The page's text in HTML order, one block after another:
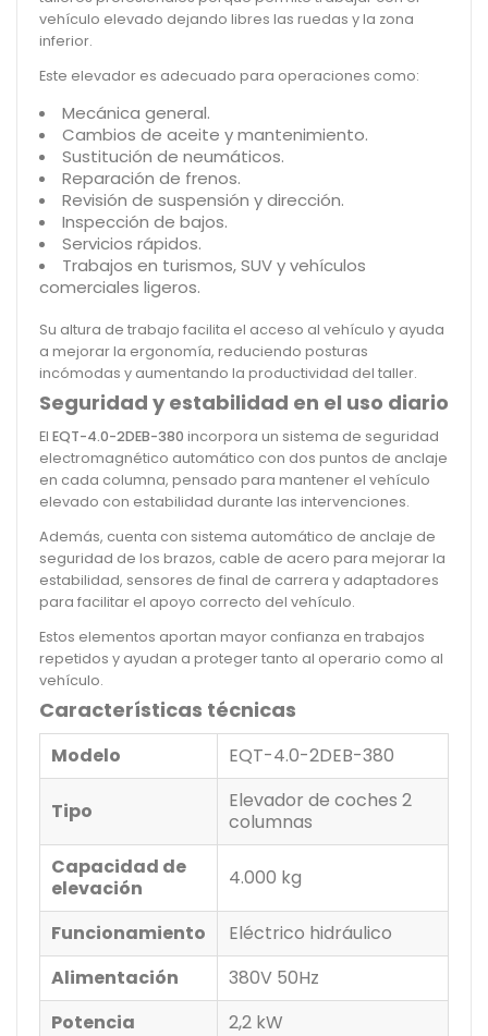
vehículo elevado dejando libres las ruedas y la zona
inferior.
Este elevador es adecuado para operaciones como:
Mecánica general.
Cambios de aceite y mantenimiento.
Sustitución de neumáticos.
Reparación de frenos.
Revisión de suspensión y dirección.
Inspección de bajos.
Servicios rápidos.
Trabajos en turismos, SUV y vehículos
comerciales ligeros.
Su altura de trabajo facilita el acceso al vehículo y ayuda
a mejorar la ergonomía, reduciendo posturas
incómodas y aumentando la productividad del taller.
Seguridad y estabilidad en el uso diario
El EQT-4.0-2DEB-380 incorpora un sistema de seguridad
electromagnético automático con dos puntos de anclaje
en cada columna, pensado para mantener el vehículo
elevado con estabilidad durante las intervenciones.
Además, cuenta con sistema automático de anclaje de
seguridad de los brazos, cable de acero para mejorar la
estabilidad, sensores de final de carrera y adaptadores
para facilitar el apoyo correcto del vehículo.
Estos elementos aportan mayor confianza en trabajos
repetidos y ayudan a proteger tanto al operario como al
vehículo.
Características técnicas
Modelo EQT-4.0-2DEB-380
Tipo
Elevador de coches 2
columnas
Capacidad de
elevación
4.000 kg
Funcionamiento
Eléctrico hidráulico
Alimentación
380V 50Hz
Potencia
2,2 kW